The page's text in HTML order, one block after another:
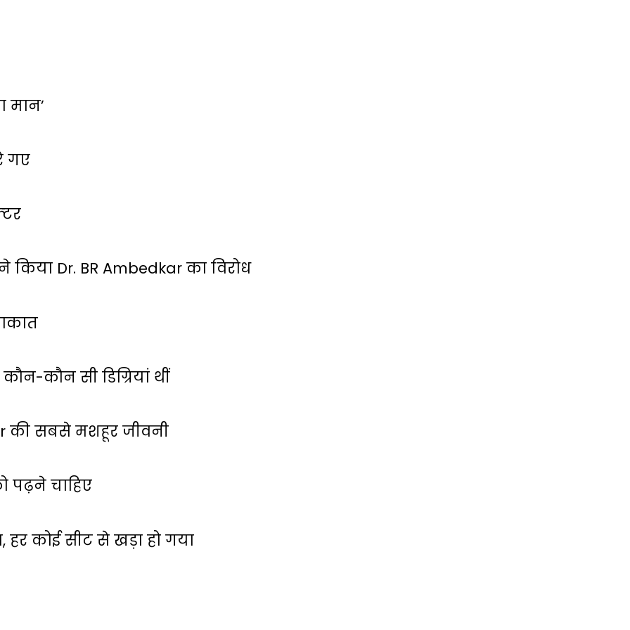
मान’
गए
Dr. BR Ambedkar का विरोध
कौन सी डिग्रियां थीं
की सबसे मशहूर जीवनी
पढ़ने चाहिए
कोई सीट से खड़ा हो गया